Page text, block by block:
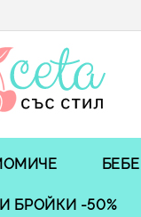
БРОЙКИ -50%